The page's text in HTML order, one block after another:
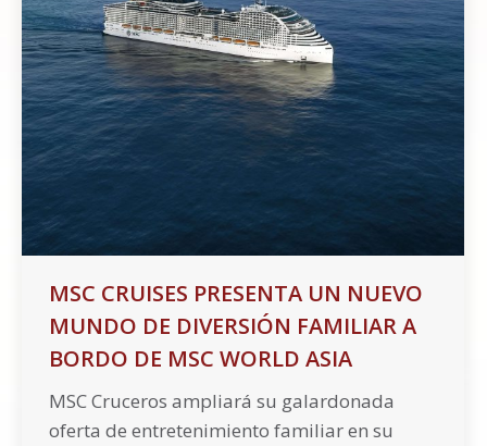
MSC CRUISES PRESENTA UN NUEVO
MUNDO DE DIVERSIÓN FAMILIAR A
BORDO DE MSC WORLD ASIA
MSC Cruceros ampliará su galardonada
oferta de entretenimiento familiar en su